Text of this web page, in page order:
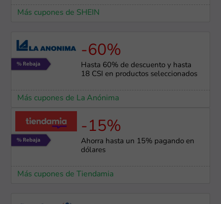
Más cupones de SHEIN
-60%
Hasta 60% de descuento y hasta
18 CSI en productos seleccionados
Más cupones de La Anónima
-15%
Ahorra hasta un 15% pagando en
dólares
Más cupones de Tiendamia